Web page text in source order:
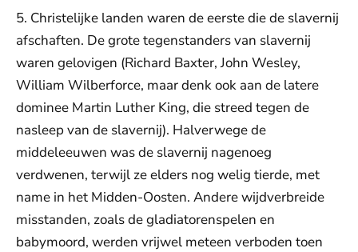
5. Christelijke landen waren de eerste die de slavernij
afschaften. De grote tegenstanders van slavernij
waren gelovigen (Richard Baxter, John Wesley,
William Wilberforce, maar denk ook aan de latere
dominee Martin Luther King, die streed tegen de
nasleep van de slavernij). Halverwege de
middeleeuwen was de slavernij nagenoeg
verdwenen, terwijl ze elders nog welig tierde, met
name in het Midden-Oosten. Andere wijdverbreide
misstanden, zoals de gladiatorenspelen en
babymoord, werden vrijwel meteen verboden toen